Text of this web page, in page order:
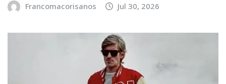
Francomacorisanos Jul 30, 2026